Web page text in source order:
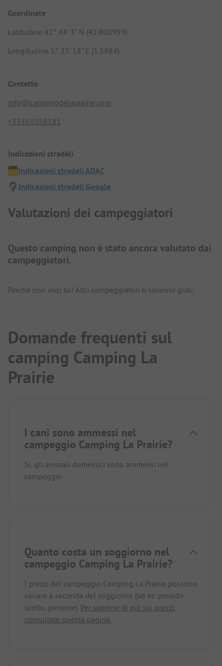
Coordinate
Latitudine 42° 48' 3" N (42.800999)
Longitudine 1° 35' 18" E (1.5884)
Contatto
info@campingdelaprairie.com
+33561058181
Indicazioni stradali
Indicazioni stradali ADAC
Indicazioni stradali Google
Valutazioni dei campeggiatori
Questo camping non è stato ancora valutato dai
campeggiatori.
Perché non inizi tu? Altri campeggiatori ti saranno grati.
Domande frequenti sul
camping Camping La
Prairie
I cani sono ammessi nel
campeggio Camping La Prairie?
Sì, gli animali domestici sono ammessi nel
campeggio.
Quanto costa un soggiorno nel
campeggio Camping La Prairie?
I prezzi del campeggio Camping La Prairie possono
variare a seconda del soggiorno (ad es. periodo
scelto, persone). Per saperne di più sui prezzi,
consultate questa pagina.